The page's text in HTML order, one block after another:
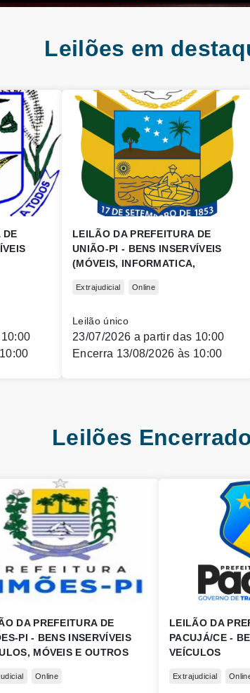
Leilões em
DE
LEILÃO DA PREFEITURA DE
UNIÃO-PI - BENS INSERVÍVEIS
(MÓVEIS, INFORMATICA,
OUTROS).
Extrajudicial Online
Leilão único
23/07/2026 a partir das 10:00
Encerra 13/08/2026 às 10:00
Leilões
DA PREFEITURA DE
PI - BENS INSERVÍVEIS
MÓVEIS E OUTROS
Online
LEILÃO DA
PACUJÁ/CE -
VEÍCULOS
Extrajudicial